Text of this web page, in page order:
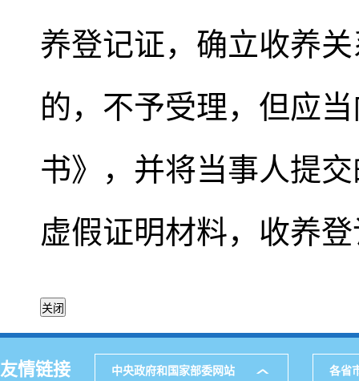
养登记证，确立收养
的，不予受理，但应
书》，并将当事人提
虚假证明材料，收养
友情链接 中央政府和国家部委网站 各省